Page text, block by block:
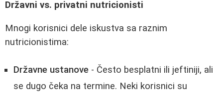
Državni vs. privatni nutricionisti
Mnogi korisnici dele iskustva sa raznim
nutricionistima:
Državne ustanove - Često besplatni ili jeftiniji, ali
se dugo čeka na termine. Neki korisnici su